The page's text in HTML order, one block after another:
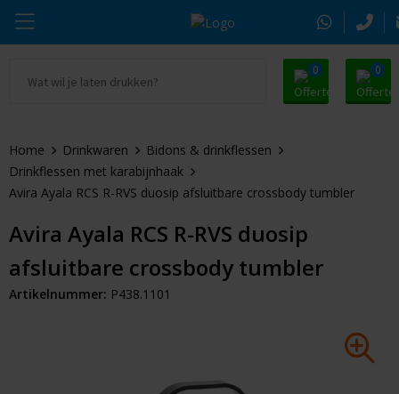
0 0
Drinkwaren
Kleding & Textiel
Tassen & Reizen
Elektronica & Gadgets
Alle promosnoepje
Zomer
Pasen
Kerst
Eindejaarsgeschenken
Thule
Moleskine
Alle merken
Home Drinkwaren
Bidons & drinkflessen
Drinkflessen met karabijnhaak
Avira Ayala RCS R-RVS duosip afsluitbare crossbody tumbler
Avira Ayala RCS R-RVS duosip
afsluitbare crossbody tumbler
Artikelnummer: P438.1101